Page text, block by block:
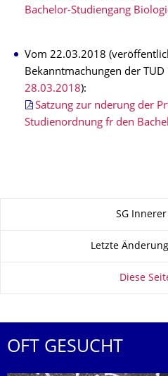
Bachelor-Studiengang
Vom 22.03.2018
Bekanntmachungen der TUD
28.03.2018):
Satzung zur nderung der
Studienordnung fr den
SG
Letzte
Diese
OFT GESUCHT